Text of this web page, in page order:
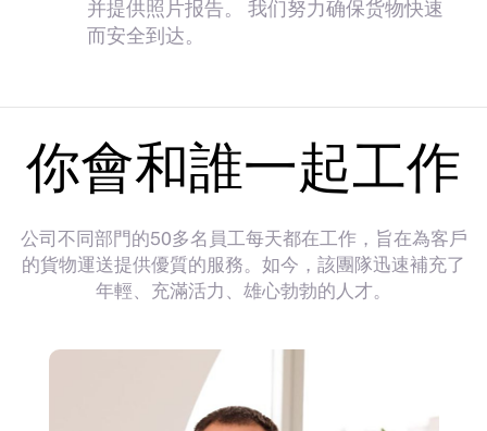
并提供照片报告。 我们努力确保货物快速
而安全到达。
你會和誰一起工作
公司不同部門的50多名員工每天都在工作，旨在為客戶
的貨物運送提供優質的服務。如今，該團隊迅速補充了
年輕、充滿活力、雄心勃勃的人才。